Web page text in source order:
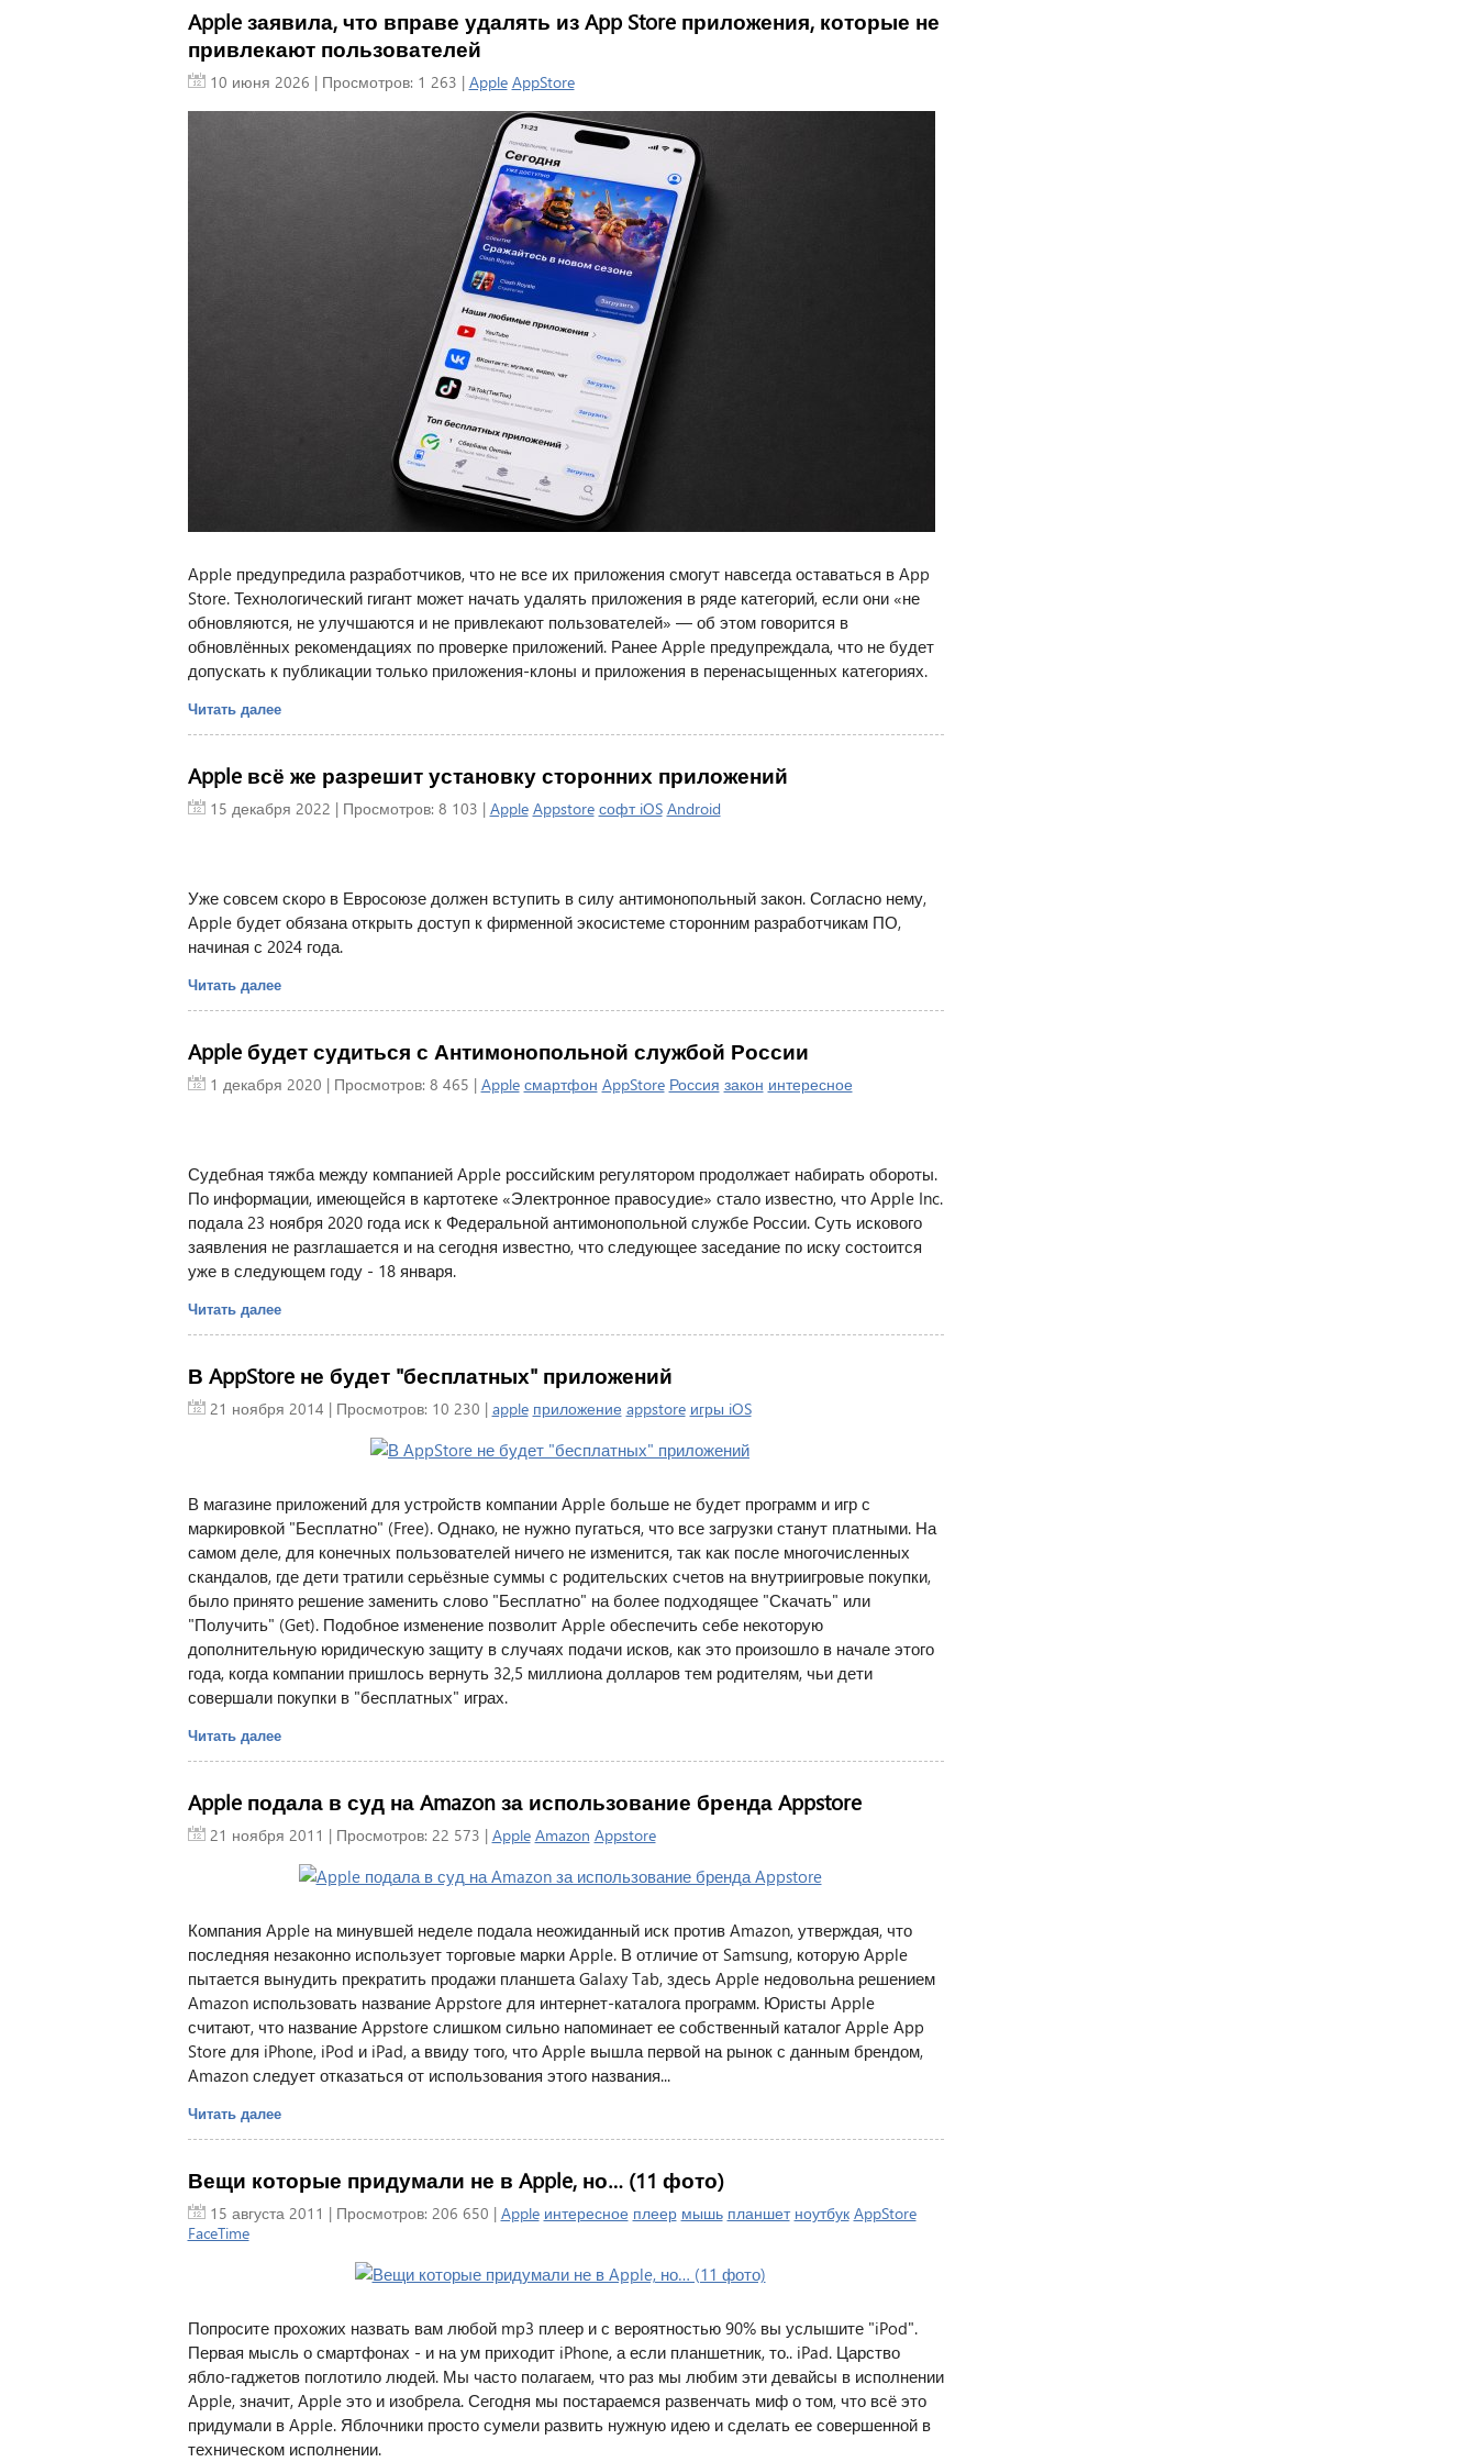
Apple заявила, что вправе удалять из App Store приложения, которые не
привлекают пользователей
10 июня 2026 | Просмотров: 1 263 | Apple AppStore
Apple предупредила разработчиков, что не все их приложения смогут навсегда оставаться в App
Store. Технологический гигант может начать удалять приложения в ряде категорий, если они «не
обновляются, не улучшаются и не привлекают пользователей» — об этом говорится в
обновлённых рекомендациях по проверке приложений. Ранее Apple предупреждала, что не будет
допускать к публикации только приложения-клоны и приложения в перенасыщенных категориях.
Читать далее
Apple всё же разрешит установку сторонних приложений
15 декабря 2022 | Просмотров: 8 103 | Apple Appstore софт iOS Android
Уже совсем скоро в Евросоюзе должен вступить в силу антимонопольный закон. Согласно нему,
Apple будет обязана открыть доступ к фирменной экосистеме сторонним разработчикам ПО,
начиная с 2024 года.
Читать далее
Apple будет судиться с Антимонопольной службой России
1 декабря 2020 | Просмотров: 8 465 | Apple смартфон AppStore Россия закон интересное
Судебная тяжба между компанией Apple российским регулятором продолжает набирать обороты.
По информации, имеющейся в картотеке «Электронное правосудие» стало известно, что Apple Inc.
подала 23 ноября 2020 года иск к Федеральной антимонопольной службе России. Суть искового
заявления не разглашается и на сегодня известно, что следующее заседание по иску состоится
уже в следующем году - 18 января.
Читать далее
В AppStore не будет "бесплатных" приложений
21 ноября 2014 | Просмотров: 10 230 | apple приложение appstore игры iOS
В магазине приложений для устройств компании Apple больше не будет программ и игр с
маркировкой "Бесплатно" (Free). Однако, не нужно пугаться, что все загрузки станут платными. На
самом деле, для конечных пользователей ничего не изменится, так как после многочисленных
скандалов, где дети тратили серьёзные суммы с родительских счетов на внутриигровые покупки,
было принято решение заменить слово "Бесплатно" на более подходящее "Скачать" или
"Получить" (Get). Подобное изменение позволит Apple обеспечить себе некоторую
дополнительную юридическую защиту в случаях подачи исков, как это произошло в начале этого
года, когда компании пришлось вернуть 32,5 миллиона долларов тем родителям, чьи дети
совершали покупки в "бесплатных" играх.
Читать далее
Apple подала в суд на Amazon за использование бренда Appstore
21 ноября 2011 | Просмотров: 22 573 | Apple Amazon Appstore
Компания Apple на минувшей неделе подала неожиданный иск против Amazon, утверждая, что
последняя незаконно использует торговые марки Apple. В отличие от Samsung, которую Apple
пытается вынудить прекратить продажи планшета Galaxy Tab, здесь Apple недовольна решением
Amazon использовать название Appstore для интернет-каталога программ. Юристы Apple
считают, что название Appstore слишком сильно напоминает ее собственный каталог Apple App
Store для iPhone, iPod и iPad, а ввиду того, что Apple вышла первой на рынок с данным брендом,
Amazon следует отказаться от использования этого названия...
Читать далее
Вещи которые придумали не в Apple, но… (11 фото)
15 августа 2011 | Просмотров: 206 650 | Apple интересное плеер мышь планшет ноутбук AppStore
FaceTime
Попросите прохожих назвать вам любой mp3 плеер и с вероятностью 90% вы услышите "iPod".
Первая мысль о смартфонах - и на ум приходит iPhone, а если планшетник, то.. iPad. Царство
ябло-гаджетов поглотило людей. Мы часто полагаем, что раз мы любим эти девайсы в исполнении
Apple, значит, Apple это и изобрела. Сегодня мы постараемся развенчать миф о том, что всё это
придумали в Apple. Яблочники просто сумели развить нужную идею и сделать ее совершенной в
техническом исполнении.